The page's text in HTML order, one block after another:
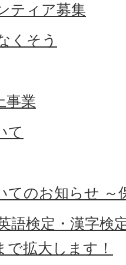
ティア募集
くそう
事業
て
てのお知らせ ～
語検定・漢字検
拡大します！